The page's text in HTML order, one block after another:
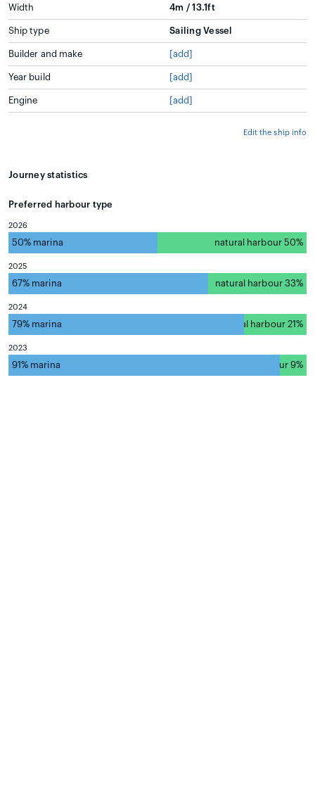
Width 4m / 13.1ft
Ship type Sailing Vessel
Builder and make [add]
Year build [add]
Engine [add]
Edit the ship info
Journey statistics
Preferred harbour type
2026
50% marina natural harbour 50%
2025
67% marina natural harbour 33%
2024
79% marina natural harbour 21%
2023
91% marina natural harbour 9%